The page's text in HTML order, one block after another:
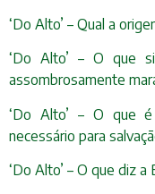
‘Do Alto’ – Qual a
‘Do Alto’ – O que
assombrosamente
‘Do Alto’ – O que é
necessário para
‘Do Alto’ – O que diz